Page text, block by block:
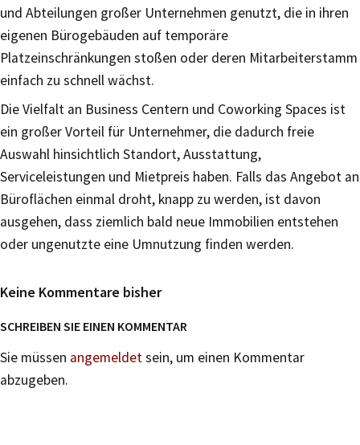
und Abteilungen großer Unternehmen genutzt, die in ihren
eigenen Bürogebäuden auf temporäre
Platzeinschränkungen stoßen oder deren Mitarbeiterstamm
einfach zu schnell wächst.
Die Vielfalt an Business Centern und Coworking Spaces ist
ein großer Vorteil für Unternehmer, die dadurch freie
Auswahl hinsichtlich Standort, Ausstattung,
Serviceleistungen und Mietpreis haben. Falls das Angebot an
Büroflächen einmal droht, knapp zu werden, ist davon
ausgehen, dass ziemlich bald neue Immobilien entstehen
oder ungenutzte eine Umnutzung finden werden.
Keine Kommentare bisher
SCHREIBEN SIE EINEN KOMMENTAR
Sie müssen angemeldetsein, um einen Kommentar
abzugeben.